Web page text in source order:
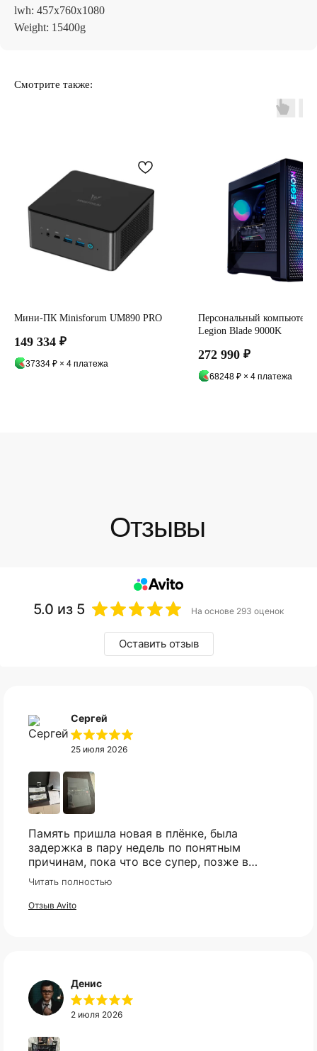
lwh: 457x760x1080
Weight: 15400g
Смотрите также:
Мини-ПК Minisforum UM890 PRO
149 334 ₽
37334 ₽ × 4 платежа
Персональный компьютер
Legion Blade 9000K
272 990 ₽
68248 ₽ × 4 платежа
5.0 из 5 На основе 293 оценок
Оставить отзыв
Сергей
25 июля 2026
Память пришла новая в плёнке, была
задержка в пару недель по понятным
причинам, пока что все супер, позже в
сборке проверю и отзыв дополню
Читать полностью
Отзыв Avito
Денис
2 июля 2026